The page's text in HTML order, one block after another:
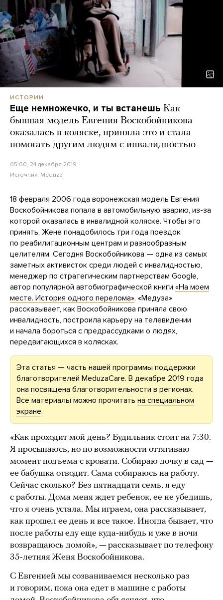
ИСТОРИИ
Еще немножечко, и ты встанешь Как
бывшая модель Евгения Воскобойникова
оказалась в коляске, приняла это и стала
помогать другим людям с инвалидностью
05:00, 24 декабря 2019
Источник: Meduza
18 февраля 2006 года воронежская модель Евгения
Воскобойникова попала в автомобильную аварию, из-за
которой оказалась в инвалидной коляске. Чтобы это
принять, Жене понадобилось три года поездок
по реабилитационным центрам и разнообразным
целителям. Сегодня Воскобойникова — одна из самых
заметных активисток среди людей с инвалидностью,
менеджер по стратегическим партнерствам Google,
автор популярной автобиографической книги «На моем
месте. История одного перелома». «Медуза»
рассказывает, как Воскобойникова приняла свою
инвалидность, построила карьеру на телевидении
и начала бороться с предрассудками о людях,
передвигающихся в колясках.
Эта статья — часть нашей программы поддержки
благотворителей MeduzaCare. В декабре 2019 года
она посвящена благотворительности в регионах.
Все материалы можно прочитать на специальном
экране.
«Как проходит мой день? Будильник стоит на 7:30.
Я просыпаюсь, но по возможности оттягиваю
момент подъема с кровати. Собираю дочку в сад —
ее бабушка отводит. Сама собираюсь на работу.
Сейчас сколько? Без пятнадцати семь, я еду
с работы. Дома меня ждет ребенок, ее не убедишь,
что я очень устала. Мы играем, она рассказывает,
как прошел ее день и все такое. Иногда бывает, что
после работы еду еще куда-нибудь и уже в ночи
возвращаюсь домой», — рассказывает по телефону
35-летняя Женя Воскобойникова.
С Евгенией мы созваниваемся несколько раз
и говорим, пока она едет в машине с работы